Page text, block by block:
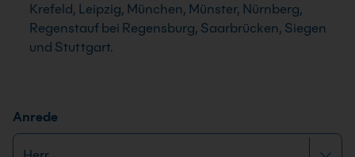
Krefeld, Leipzig, München, Münster, Nürnberg,
Regenstauf bei Regensburg, Saarbrücken, Siegen
und Stuttgart.
Anrede